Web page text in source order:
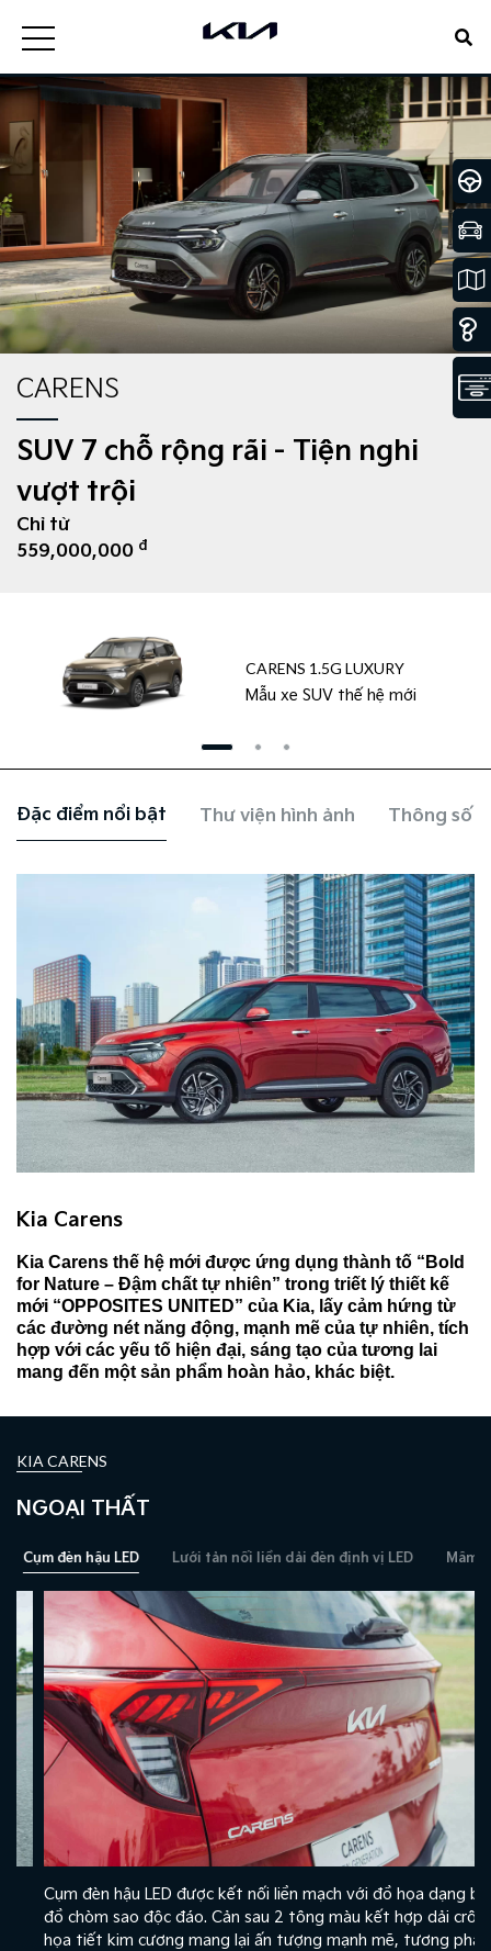
CARENS
SUV 7 chỗ rộng rãi - Tiện nghi
vượt trội
Chỉ từ
559,000,000 đ
CARENS 1.5G LUXURY
Mẫu xe SUV thế hệ mới
Đặc điểm nổi bật Thư viện hình ảnh Thông số
Kia Carens
Kia Carens thế hệ mới được ứng dụng thành tố “Bold
for Nature – Đậm chất tự nhiên” trong triết lý thiết kế
mới “OPPOSITES UNITED” của Kia, lấy cảm hứng từ
các đường nét năng động, mạnh mẽ của tự nhiên, tích
hợp với các yếu tố hiện đại, sáng tạo của tương lai
mang đến một sản phẩm hoàn hảo, khác biệt.
KIA CARENS
NGOẠI THẤT
Cụm đèn hậu LED Lưới tản nối liền dải đèn định vị LED Mâm xe
Cụm đèn hậu LED được kết nối liền mạch với đồ họa dạng bản
đồ chòm sao độc đáo. Cản sau 2 tông màu kết hợp dải crôm
họa tiết kim cương mang lại ấn tượng mạnh mẽ, tương phản.